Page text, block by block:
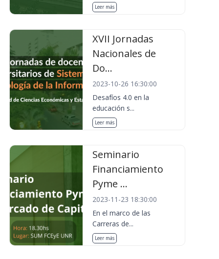
Leer más
XVII Jornadas
Nacionales de
Do...
2023-10-26 16:30:00
Desafíos 4.0 en la
educación s...
Leer más
Seminario
Financiamiento
Pyme ...
2023-11-23 18:30:00
En el marco de las
Carreras de...
Leer más